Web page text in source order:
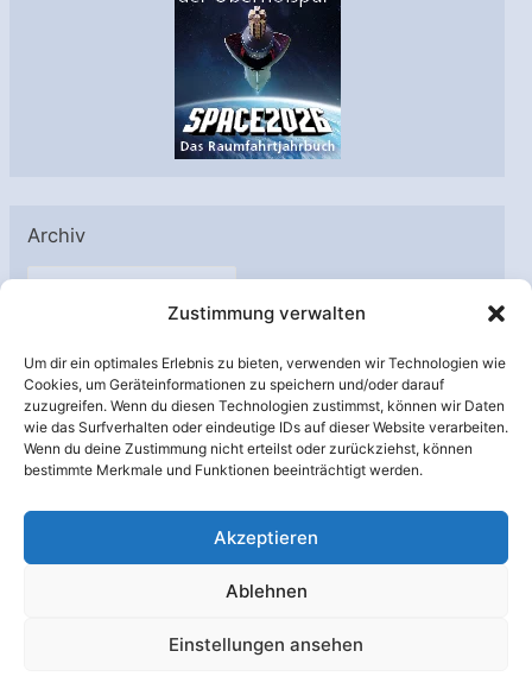
Zustimmung verwalten
Um dir ein optimales Erlebnis zu bieten, verwenden wir Technologien wie
Cookies, um Geräteinformationen zu speichern und/oder darauf
zuzugreifen. Wenn du diesen Technologien zustimmst, können wir Daten
wie das Surfverhalten oder eindeutige IDs auf dieser Website verarbeiten.
Wenn du deine Zustimmung nicht erteilst oder zurückziehst, können
bestimmte Merkmale und Funktionen beeinträchtigt werden.
Akzeptieren
Ablehnen
Einstellungen ansehen
Archiv
A
h
i
v
Unterstützt von: